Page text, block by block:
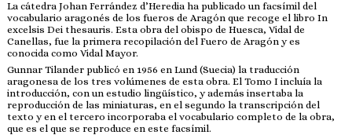
La cátedra Johan Ferrández d’Heredia ha publicado un facsímil del
vocabulario aragonés de los fueros de Aragón que recoge el libro In
excelsis Dei thesauris. Esta obra del obispo de Huesca, Vidal de
Canellas, fue la primera recopilación del Fuero de Aragón y es
conocida como Vidal Mayor.
Gunnar Tilander publicó en 1956 en Lund (Suecia) la traducción
aragonesa de los tres volúmenes de esta obra. El Tomo I incluía la
introducción, con un estudio lingüístico, y además insertaba la
reproducción de las miniaturas, en el segundo la transcripción del
texto y en el tercero incorporaba el vocabulario completo de la obra,
que es el que se reproduce en este facsímil.